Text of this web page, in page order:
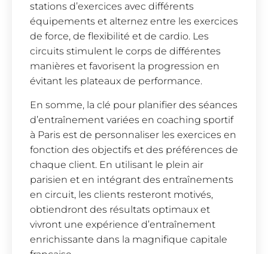
stations d’exercices avec différents
équipements et alternez entre les exercices
de force, de flexibilité et de cardio. Les
circuits stimulent le corps de différentes
manières et favorisent la progression en
évitant les plateaux de performance.
En somme, la clé pour planifier des séances
d’entraînement variées en coaching sportif
à Paris est de personnaliser les exercices en
fonction des objectifs et des préférences de
chaque client. En utilisant le plein air
parisien et en intégrant des entraînements
en circuit, les clients resteront motivés,
obtiendront des résultats optimaux et
vivront une expérience d’entraînement
enrichissante dans la magnifique capitale